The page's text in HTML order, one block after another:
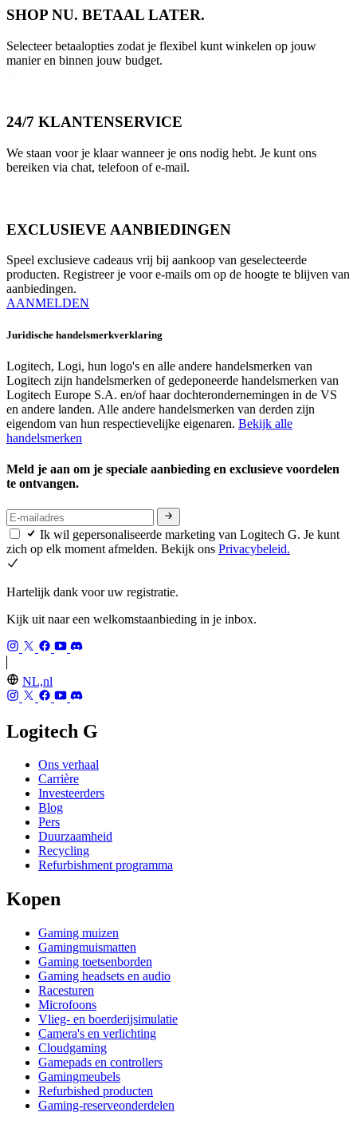
SHOP NU. BETAAL LATER.
Selecteer betaalopties zodat je flexibel kunt winkelen op jouw
manier en binnen jouw budget.
24/7 KLANTENSERVICE
We staan voor je klaar wanneer je ons nodig hebt. Je kunt ons
bereiken via chat, telefoon of e-mail.
EXCLUSIEVE AANBIEDINGEN
Speel exclusieve cadeaus vrij bij aankoop van geselecteerde
producten. Registreer je voor e-mails om op de hoogte te blijven van
aanbiedingen.
AANMELDEN
Juridische handelsmerkverklaring
Logitech, Logi, hun logo's en alle andere handelsmerken van
Logitech zijn handelsmerken of gedeponeerde handelsmerken van
Logitech Europe S.A. en/of haar dochterondernemingen in de VS
en andere landen. Alle andere handelsmerken van derden zijn
eigendom van hun respectievelijke eigenaren. Bekijk alle
handelsmerken
Meld je aan om je speciale aanbieding en exclusieve voordelen
te ontvangen.
Ik wil gepersonaliseerde marketing van Logitech G. Je kunt
zich op elk moment afmelden. Bekijk ons Privacybeleid.
Hartelijk dank voor uw registratie.
Kijk uit naar een welkomstaanbieding in je inbox.
NL,nl
Logitech G
Ons verhaal
Carrière
Investeerders
Blog
Pers
Duurzaamheid
Recycling
Refurbishment programma
Kopen
Gaming muizen
Gamingmuismatten
Gaming toetsenborden
Gaming headsets en audio
Racesturen
Microfoons
Vlieg- en boerderijsimulatie
Camera's en verlichting
Cloudgaming
Gamepads en controllers
Gamingmeubels
Refurbished producten
Gaming-reserveonderdelen